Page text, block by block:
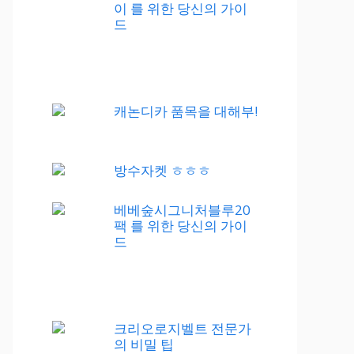
이 를 위한 당신의 가이
드
캐논디카 품목을 대해부!
방수자켓 ㅎㅎㅎ
베베숲시그니처블루20
팩 를 위한 당신의 가이
드
크리오로지벨트 전문가
의 비밀 팁